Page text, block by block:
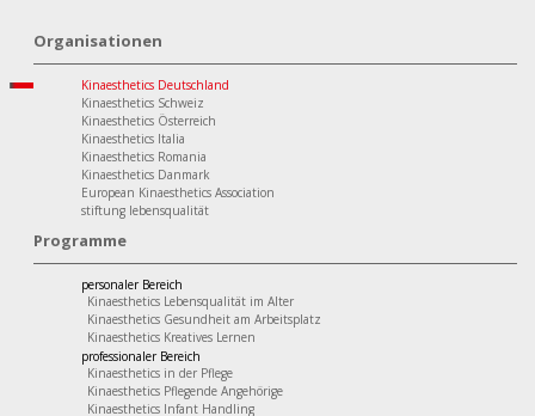
Organisationen
Kinaesthetics Deutschland
Kinaesthetics Schweiz
Kinaesthetics Österreich
Kinaesthetics Italia
Kinaesthetics Romania
Kinaesthetics Danmark
European Kinaesthetics Association
stiftung lebensqualität
Programme
personaler Bereich
Kinaesthetics Lebensqualität im Alter
Kinaesthetics Gesundheit am Arbeitsplatz
Kinaesthetics Kreatives Lernen
professionaler Bereich
Kinaesthetics in der Pflege
Kinaesthetics Pflegende Angehörige
Kinaesthetics Infant Handling